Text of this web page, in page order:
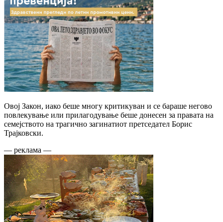
Овој Закон, иако беше многу критикуван и се бараше негово
повлекување или прилагодување беше донесен за правата на
семејството на трагично загинатиот претседател Борис
Трајковски.
— реклама —